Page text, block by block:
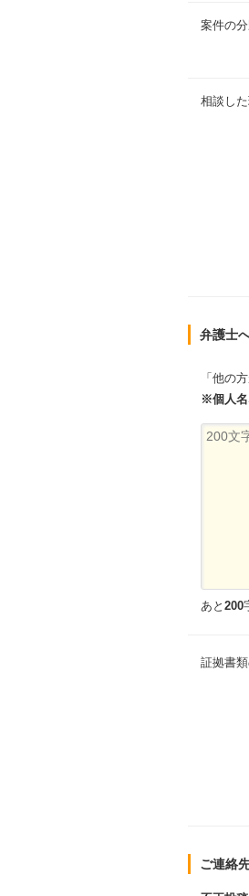
案件の
相談し
弁護士
「他の
※個人名
あと 200
証拠書
ご連絡